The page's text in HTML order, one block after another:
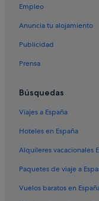
Empleo
Anuncia tu alojamiento
Publicidad
Prensa
Búsquedas
Viajes a España
Hoteles en España
Alquileres vacacionales
Paquetes de viaje a
Vuelos baratos en